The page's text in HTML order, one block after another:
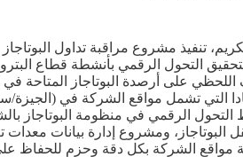
تنفيذ مشروع مراقبة تداول
لتحقيق التحول الرقمي بأنشطة قطاع
على أرصدة البوتاجاز المتاحة في
البوتاجاز، ومشروع إدارة بيانات
مواقع الشركة بكل دقة وحزم للحفاظ